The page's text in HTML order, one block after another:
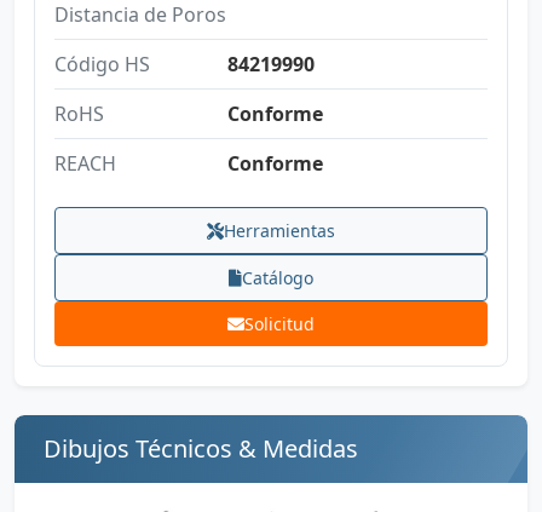
Distancia de Poros
Código HS
84219990
RoHS
Conforme
REACH
Conforme
Herramientas
Catálogo
Solicitud
Dibujos Técnicos & Medidas